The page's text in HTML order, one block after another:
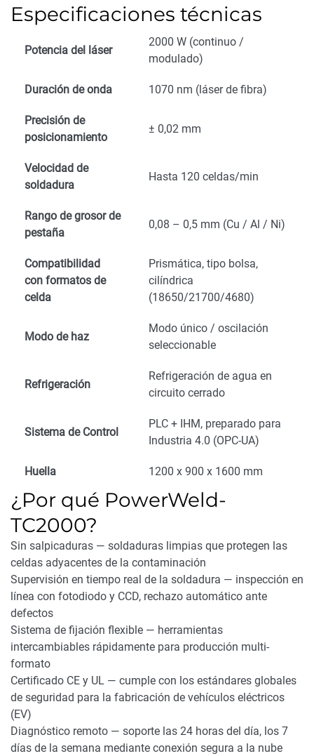
Especificaciones técnicas
Potencia del láser
2000 W (continuo /
modulado)
Duración de onda 1070 nm (láser de fibra)
Precisión de
posicionamiento
± 0,02 mm
Velocidad de
soldadura
Hasta 120 celdas/min
Rango de grosor de
pestaña
0,08 – 0,5 mm (Cu / Al / Ni)
Compatibilidad
con formatos de
celda
Prismática, tipo bolsa,
cilíndrica
(18650/21700/4680)
Modo de haz
Modo único / oscilación
seleccionable
Refrigeración
Refrigeración de agua en
circuito cerrado
Sistema de Control
PLC + IHM, preparado para
Industria 4.0 (OPC-UA)
Huella 1200 x 900 x 1600 mm
¿Por qué PowerWeld-
TC2000?
Sin salpicaduras — soldaduras limpias que protegen las
celdas adyacentes de la contaminación
Supervisión en tiempo real de la soldadura — inspección en
línea con fotodiodo y CCD, rechazo automático ante
defectos
Sistema de fijación flexible — herramientas
intercambiables rápidamente para producción multi-
formato
Certificado CE y UL — cumple con los estándares globales
de seguridad para la fabricación de vehículos eléctricos
(EV)
Diagnóstico remoto — soporte las 24 horas del día, los 7
días de la semana mediante conexión segura a la nube